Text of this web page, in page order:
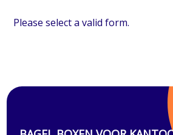
Please select a valid form.